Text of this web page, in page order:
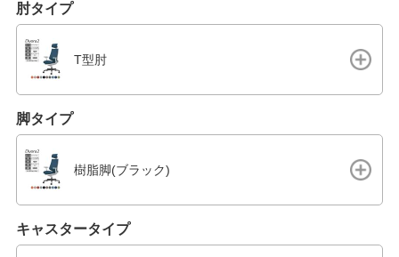
肘タイプ
T型肘
脚タイプ
樹脂脚(ブラック)
キャスタータイプ